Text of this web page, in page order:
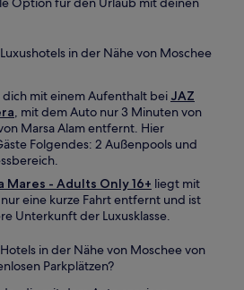
in der Nähe von Moschee
mit einem Aufenthalt bei JAZ
, mit dem Auto nur 3 Minuten von
Marsa Alam entfernt. Hier
Folgendes: 2 Außenpools und
Mares - Adults Only 16+ liegt mit
eine kurze Fahrt entfernt und ist
Unterkunft der Luxusklasse.
in der Nähe von Moschee von
Parkplätzen?